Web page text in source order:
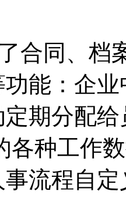
合同、档
能：企
期分配
各种工作
流程自